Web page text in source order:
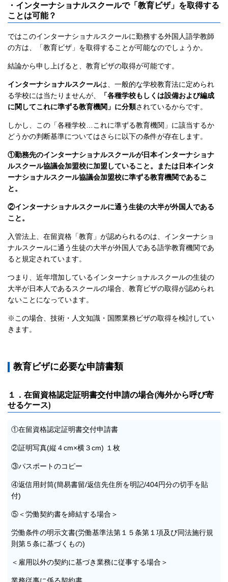
・インターナショナルスクールで「教育ビザ」を取得する
ことは可能？
ではこのインターナショナルスクールに勤務する外国人語学教師
の方は、「教育ビザ」を取得することが可能なのでしょうか。
結論から申し上げると、教育ビザの取得が可能です。
インターナショナルスクールは、一般的な学校教育法に定められ
る学校には当たりませんが、
「各種学校もしくは設備および編成
に関してこれに準ずる教育機関」に分類されているからです。
しかし、この「各種学校…これに準ずる教育機関」に該当するか
どうかの判断基準についてはさらに以下の条件が存在します。
①勤務先のインターナショナルスクールが日本インターナショナ
ルスクール協議会加盟校に加盟していること。
または日本インタ
ーナショナルスクール協議会加盟校に準ずる教育機関であるこ
と。
②インターナショナルスクールに通う生徒の大半が外国人である
こと。
入管法上、在留資格「教育」が認められるのは、インターナショ
ナルスクールに通う生徒の大半が外国人である語学教育機関であ
ると規定されています。
つまり、近年増加しているインターナショナルスクールの生徒の
大半が日本人であるスクールの場合、教育ビザの取得が認められ
ないことになっています。
※この場合、技術・人文知識・国際業務ビザの取得を検討してい
きます。
教育ビザに必要な申請書類
１．在留資格認定証明書交付申請の場合(海外から呼び寄
せるケース)
①在留資格認定証明書交付申請書
②証明写真(縦４cm×横３cm) １枚
③パスポートのコピー
④返信用封筒(簡易書留/返信先住所を明記/404円分の切手を貼
付)
⑤＜労働契約書を締結する場合＞
労働条件の明示文書(労働基準法第１５条第１項及び同法施行規
則第５条に基づくもの)
＜雇用以外の契約に基づき業務に従事する場合＞